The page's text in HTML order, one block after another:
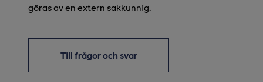
göras av en extern sakkunnig.
Till frågor och svar